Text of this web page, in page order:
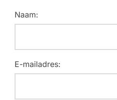
Naam:
E-mailadres: